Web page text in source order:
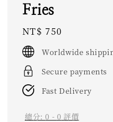
Fries
Regular
price
NT$ 750
Worldwide
Secure payments
Fast Delivery
總分:0 - 0 評價